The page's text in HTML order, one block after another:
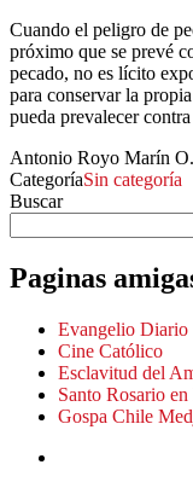
Cuando el peligro de
próximo que se prevé
pecado, no es lícito
para conservar la
pueda prevalecer
Antonio Royo Marín
CategoríaSin categoría
Buscar
Paginas
Evangelio Diario
Cine Católico
Esclavitud del
Santo Rosario
Gospa Chile